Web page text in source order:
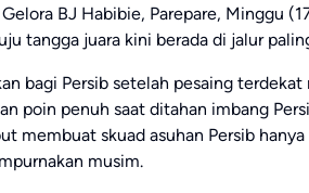
BJ Habibie, Parepare, Minggu
tangga juara kini berada di jalur
bagi Persib setelah pesaing terdekat
poin penuh saat ditahan imbang
membuat skuad asuhan Persib
musim.